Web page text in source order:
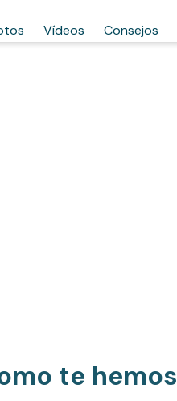
Vídeos Consejos
te hemos